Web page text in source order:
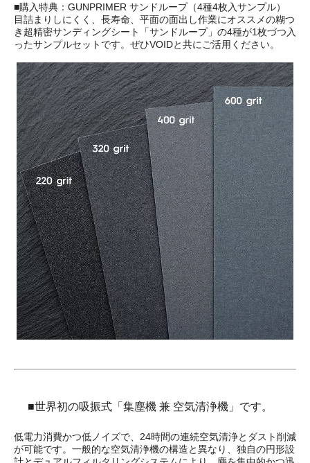
■購入特典：GUNPRIMER サンドループ（4種4枚入サンプル）
目詰まりしにくく、長寿命、平面の面出し作業にオススメの糊つ
き超精密サンディングシート「サンドループ」の4種が1枚づつ入
ったサンプルセットです。ぜひVOIDと共にご活用ください。
■世界初の吸振式「集塵機 兼 空気清浄機」です。
低電力消費かつ低ノイズで、24時間の連続空気清浄とダスト削減
が可能です。一般的な空気清浄機の構造と異なり、独自の円形設